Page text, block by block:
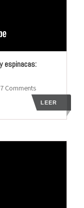
espinacas:
Comments
LEER